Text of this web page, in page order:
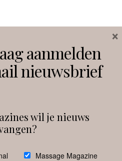
Facebook
aanmelden
nieuwsbrief
wil je nieuws
Massage Magazine
×